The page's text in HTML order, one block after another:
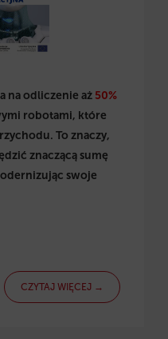
na odliczenie aż 50%
robotami, które
To znaczy,
znaczącą sumę
swoje
CZYTAJ WIĘCEJ →